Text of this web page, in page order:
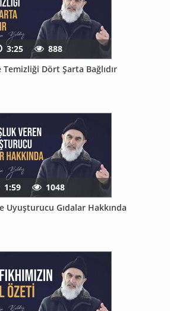
Temizliği Dört Şarta Bağlıdır
3:25 888
Uyuşturucu Gıdalar Hakkında
1:59 1048